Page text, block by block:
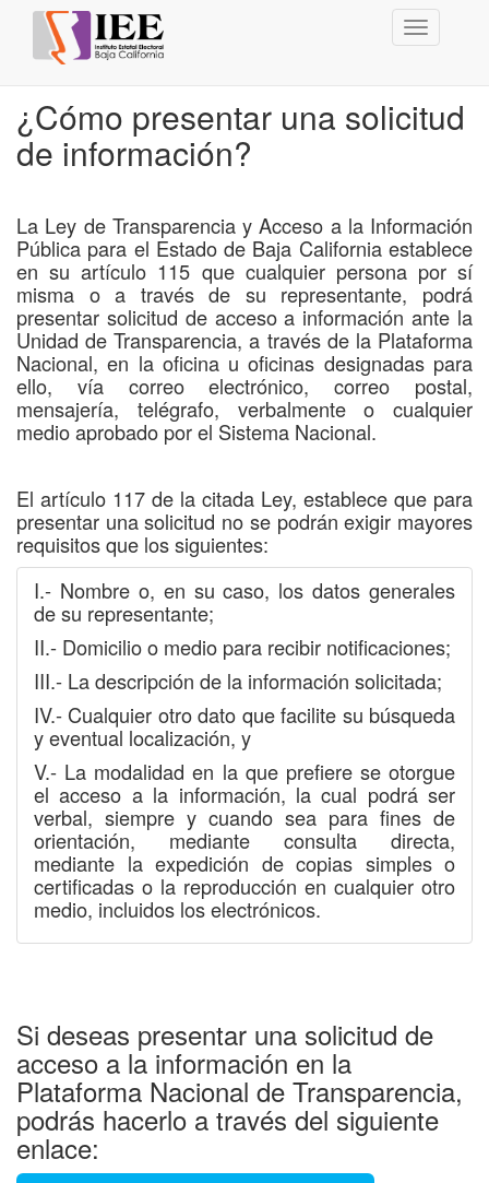
Toggle
navigation
¿Cómo presentar una solicitud
de información?
La Ley de Transparencia y Acceso a la Información
Pública para el Estado de Baja California establece
en su artículo 115 que cualquier persona por sí
misma o a través de su representante, podrá
presentar solicitud de acceso a información ante la
Unidad de Transparencia, a través de la Plataforma
Nacional, en la oficina u oficinas designadas para
ello, vía correo electrónico, correo postal,
mensajería, telégrafo, verbalmente o cualquier
medio aprobado por el Sistema Nacional.
El artículo 117 de la citada Ley, establece que para
presentar una solicitud no se podrán exigir mayores
requisitos que los siguientes:
I.- Nombre o, en su caso, los datos generales
de su representante;
II.- Domicilio o medio para recibir notificaciones;
III.- La descripción de la información solicitada;
IV.- Cualquier otro dato que facilite su búsqueda
y eventual localización, y
V.- La modalidad en la que prefiere se otorgue
el acceso a la información, la cual podrá ser
verbal, siempre y cuando sea para fines de
orientación, mediante consulta directa,
mediante la expedición de copias simples o
certificadas o la reproducción en cualquier otro
medio, incluidos los electrónicos.
Si deseas presentar una solicitud de
acceso a la información en la
Plataforma Nacional de Transparencia,
podrás hacerlo a través del siguiente
enlace: